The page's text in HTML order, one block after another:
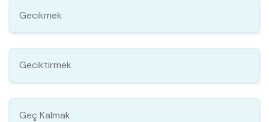
Gecikmek
Geciktirmek
Geç Kalmak